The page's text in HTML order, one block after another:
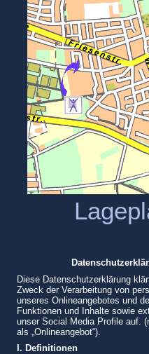
Diese Datenschutzerklärung
Zweck der Verarbeitung von
unseres Onlineangebotes und
Funktionen und Inhalte sowie
unser Social Media Profile auf.
als „Onlineangebot“).
I. Definitionen